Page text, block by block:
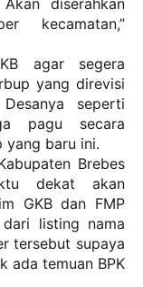
diserahkan
kecamatan,”
agar segera
yang direvisi
seperti
pagu secara
yang baru ini.
Brebes
dekat akan
GKB dan FMP
listing nama
tersebut supaya
ada temuan BPK